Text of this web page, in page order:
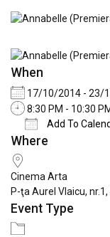
When
17/10/2014 - 23/
8:30 PM - 10:30
Add To
Download ICS
Where
Cinema Arta
P-ţa Aurel Vlaicu, nr.1,
Event Type